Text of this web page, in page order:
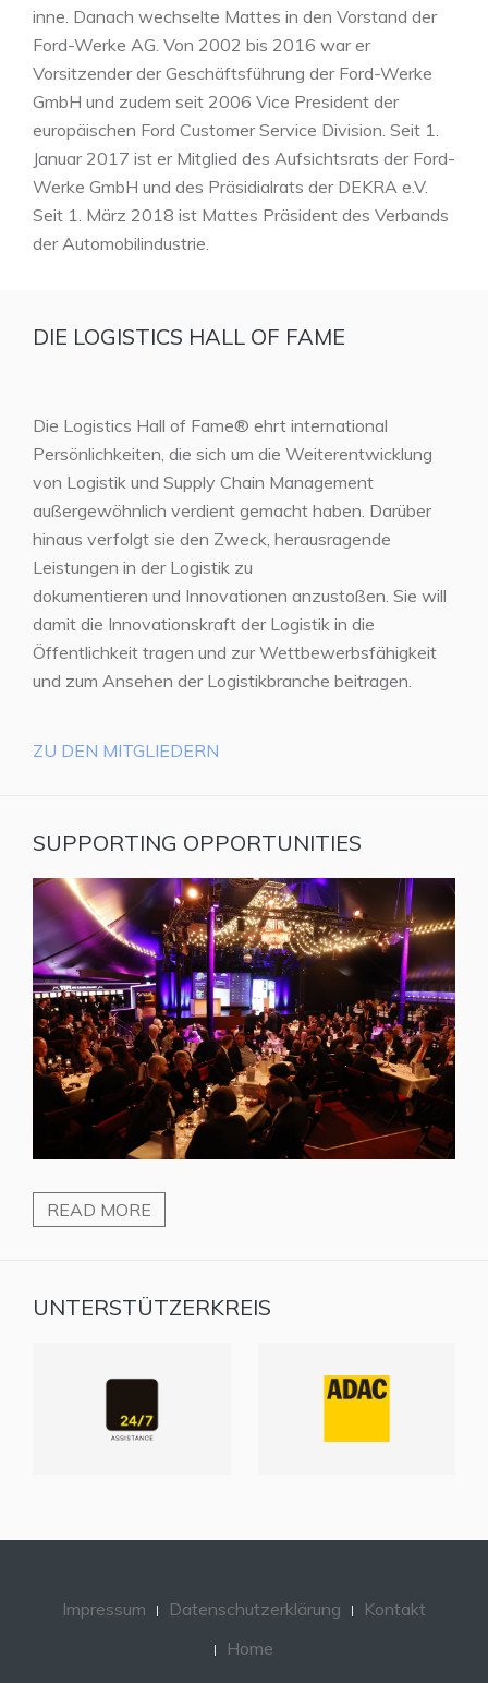
inne. Danach wechselte Mattes in den Vorstand der
Ford-Werke AG. Von 2002 bis 2016 war er
Vorsitzender der Geschäftsführung der Ford-Werke
GmbH und zudem seit 2006 Vice President der
europäischen Ford Customer Service Division. Seit 1.
Januar 2017 ist er Mitglied des Aufsichtsrats der Ford-
Werke GmbH und des Präsidialrats der DEKRA e.V.
Seit 1. März 2018 ist Mattes Präsident des Verbands
der Automobilindustrie.
DIE LOGISTICS HALL OF FAME
Die Logistics Hall of Fame® ehrt international
Persönlichkeiten, die sich um die Weiterentwicklung
von Logistik und Supply Chain Management
außergewöhnlich verdient gemacht haben. Darüber
hinaus verfolgt sie den Zweck, herausragende
Leistungen in der Logistik zu
dokumentieren und Innovationen anzustoßen. Sie will
damit die Innovationskraft der Logistik in die
Öffentlichkeit tragen und zur Wettbewerbsfähigkeit
und zum Ansehen der Logistikbranche beitragen.
ZU DEN MITGLIEDERN
SUPPORTING OPPORTUNITIES
READ MORE
UNTERSTÜTZERKREIS
Impressum Datenschutzerklärung
Kontakt
Home